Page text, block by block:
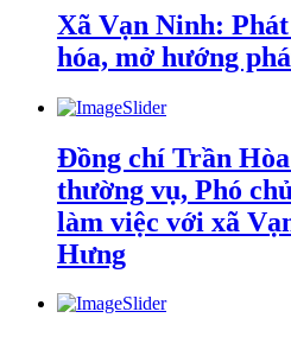
Xã Vạn Ninh:
hóa, mở hướng
Đồng chí Trần
thường vụ, Phó
làm việc với xã
Hưng